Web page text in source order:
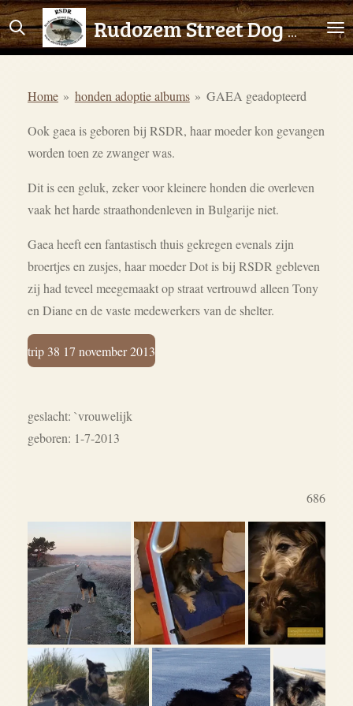
Ga
direct
hoofdinhoud
Rudozem Street Dog Rescue
Home » honden adoptie albums » GAEA geadopteerd
Ook gaea is geboren bij RSDR, haar moeder kon gevangen
worden toen ze zwanger was.
Dit is een geluk, zeker voor kleinere honden die overleven
vaak het harde straathondenleven in Bulgarije niet.
Gaea heeft een fantastisch thuis gekregen evenals zijn
broertjes en zusjes, haar moeder Dot is bij RSDR gebleven
zij had teveel meegemaakt op straat vertrouwd alleen Tony
en Diane en de vaste medewerkers van de shelter.
trip 38 17 november 2013
geslacht: `vrouwelijk
geboren: 1-7-2013
686